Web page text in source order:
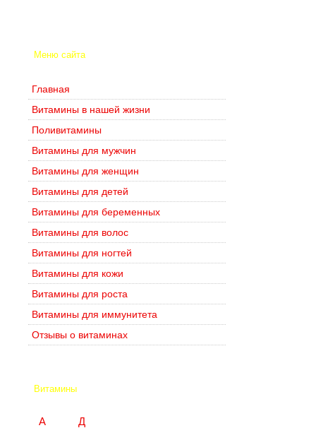
Меню сайта
Главная
Витамины в нашей жизни
Поливитамины
Витамины для мужчин
Витамины для женщин
Витамины для детей
Витамины для беременных
Витамины для волос
Витамины для ногтей
Витамины для кожи
Витамины для роста
Витамины для иммунитета
Отзывы о витаминах
Витамины
А
Д